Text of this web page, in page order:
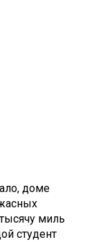
доме
миль
студент